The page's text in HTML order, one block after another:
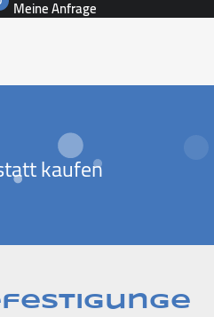
Meine Anfrage
kaufen